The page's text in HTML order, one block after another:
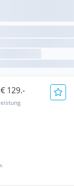
129.-